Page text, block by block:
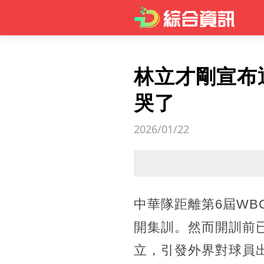
林立才剛宣
哭了
2026/01/22
中華隊距離第6屆
開集訓。然而開訓前
立，引發外界對球員